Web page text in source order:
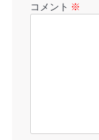
コメント ※